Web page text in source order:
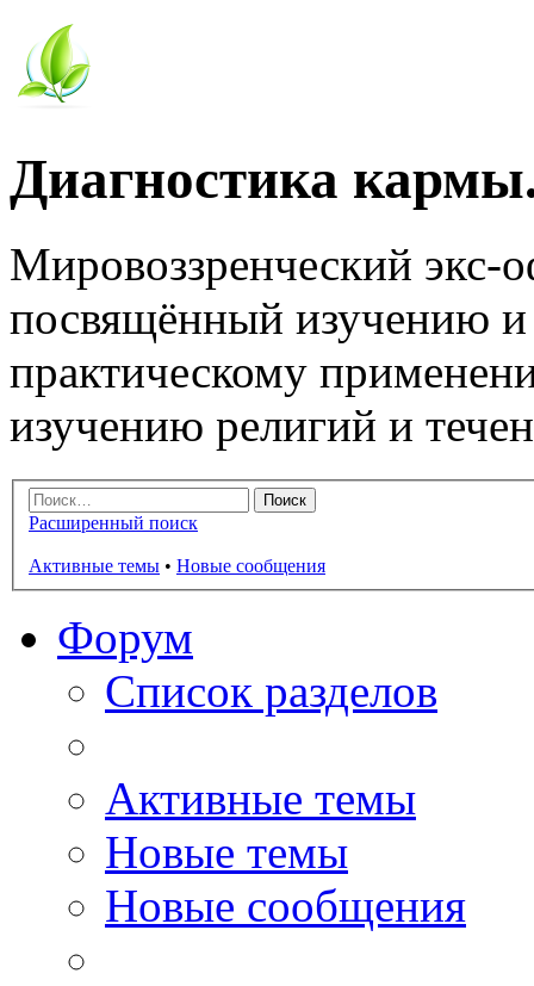
Диагностика
Мировоззренческий
посвящённый изучению
практическому
изучению религий и
Расширенный поиск
Активные темы • Новые сообщения
Форум
Список разделов
Активные темы
Новые темы
Новые сообщения